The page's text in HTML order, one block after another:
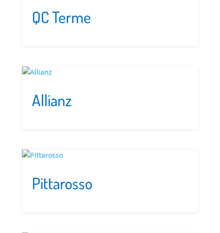
QC Terme
Allianz
Pittarosso